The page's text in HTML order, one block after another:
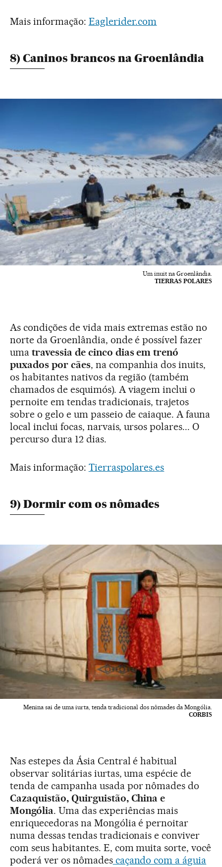
Mais informação: Eaglerider.com
8) Caninos brancos na Groenlândia
Um inuit na Groenlândia.
TIERRAS POLARES
As condições de vida mais extremas estão no
norte da Groenlândia, onde é possível fazer
uma travessia de cinco dias em trenó
puxados por cães, na companhia dos inuits,
os habitantes nativos da região (também
chamados de esquimós). A viagem inclui o
pernoite em tendas tradicionais, trajetos
sobre o gelo e um passeio de caiaque. A fauna
local inclui focas, narvais, ursos polares... O
percurso dura 12 dias.
Mais informação: Tierraspolares.es
9) Dormir com os nômades
Menina sai de uma iurta, tenda tradicional dos nômades da Mongólia.
CORBIS
Nas estepes da Ásia Central é habitual
observar solitárias iurtas, uma espécie de
tenda de campanha usada por nômades do
Cazaquistão, Quirguistão, China e
Mongólia. Uma das experiências mais
enriquecedoras na Mongólia é pernoitar
numa dessas tendas tradicionais e conviver
com seus habitantes. E, com muita sorte, você
poderá ver os nômadescaçando com a águia